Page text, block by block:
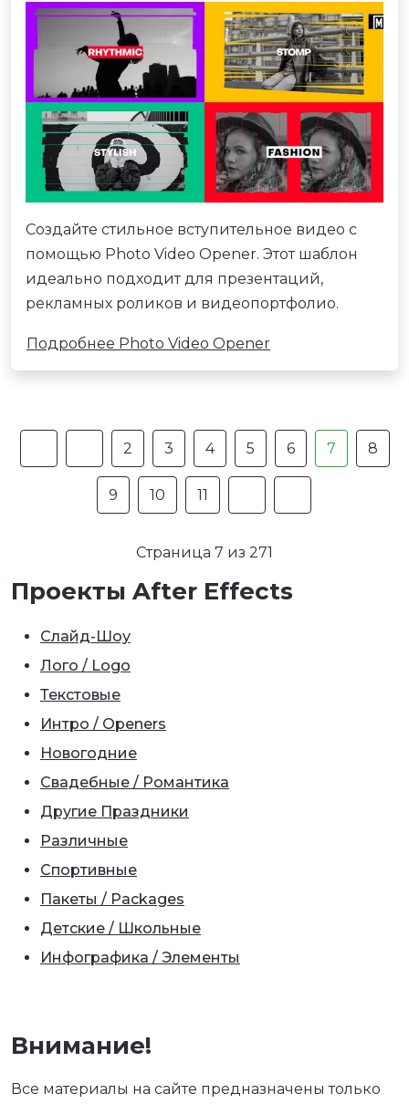
Создайте стильное вступительное видео с
помощью Photo Video Opener. Этот шаблон
идеально подходит для презентаций,
рекламных роликов и видеопортфолио.
Подробнее Photo Video Opener
2 3 4 5 6 7 8
9 10 11
Страница 7 из 271
Проекты After Effects
Слайд-Шоу
Лого / Logo
Текстовые
Интро / Openers
Новогодние
Свадебные / Романтика
Другие Праздники
Различные
Спортивные
Пакеты / Packages
Детские / Школьные
Инфографика / Элементы
Внимание!
Все материалы на сайте предназначены только